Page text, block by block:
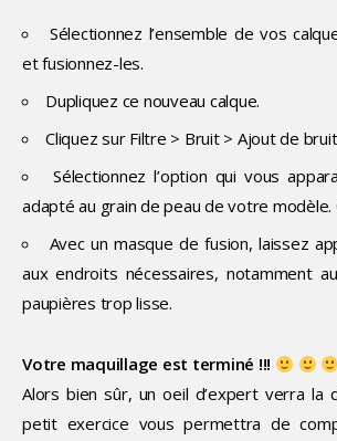
Sélectionnez l’ensemble de vos
et fusionnez-les.
Dupliquez ce nouveau calque.
Cliquez sur Filtre > Bruit > Ajout de
Sélectionnez l’option qui vous
adapté au grain de peau de votre modèle.
Avec un masque de fusion, laissez
aux endroits nécessaires, notamment
paupières trop lisse.
Votre maquillage est terminé !!!
Alors bien sûr, un oeil d’expert verra la
petit exercice vous permettra de